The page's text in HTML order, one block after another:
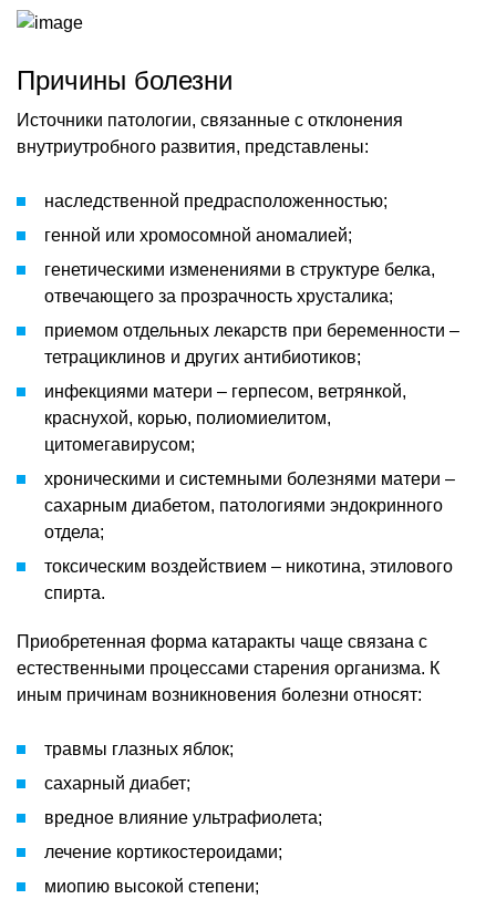
Причины болезни
Источники патологии, связанные с отклонения
внутриутробного развития, представлены:
наследственной предрасположенностью;
генной или хромосомной аномалией;
генетическими изменениями в структуре белка,
отвечающего за прозрачность хрусталика;
приемом отдельных лекарств при беременности –
тетрациклинов и других антибиотиков;
инфекциями матери – герпесом, ветрянкой,
краснухой, корью, полиомиелитом,
цитомегавирусом;
хроническими и системными болезнями матери –
сахарным диабетом, патологиями эндокринного
отдела;
токсическим воздействием – никотина, этилового
спирта.
Приобретенная форма катаракты чаще связана с
естественными процессами старения организма. К
иным причинам возникновения болезни относят:
травмы глазных яблок;
сахарный диабет;
вредное влияние ультрафиолета;
лечение кортикостероидами;
миопию высокой степени;